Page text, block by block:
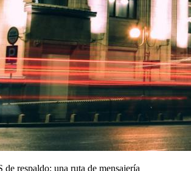
respaldo; una ruta de mensajería